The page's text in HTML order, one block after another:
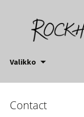
Valikko
Contact